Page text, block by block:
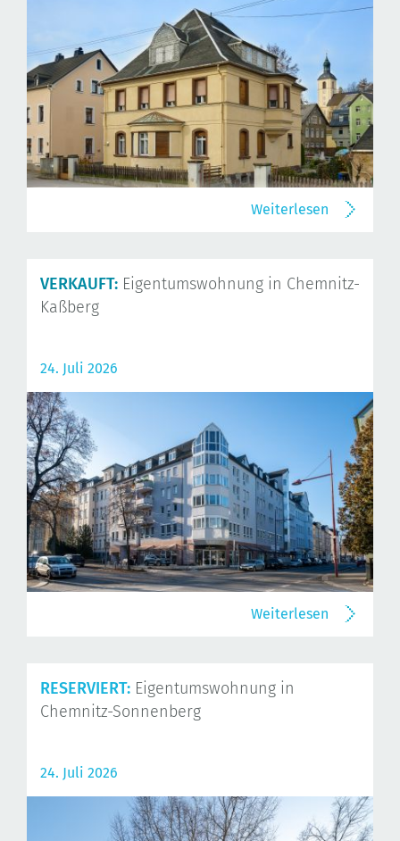
Weiterlesen
VERKAUFT: Eigentumswohnung in Chemnitz-
Kaßberg
24. Juli 2026
Weiterlesen
RESERVIERT: Eigentumswohnung in
Chemnitz-Sonnenberg
24. Juli 2026